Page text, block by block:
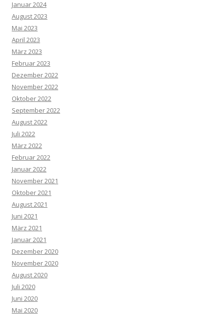
Januar 2024
August 2023
Mai 2023
April 2023
März 2023
Februar 2023
Dezember 2022
November 2022
Oktober 2022
September 2022
August 2022
Juli 2022
März 2022
Februar 2022
Januar 2022
November 2021
Oktober 2021
August 2021
Juni 2021
März 2021
Januar 2021
Dezember 2020
November 2020
August 2020
Juli 2020
Juni 2020
Mai 2020